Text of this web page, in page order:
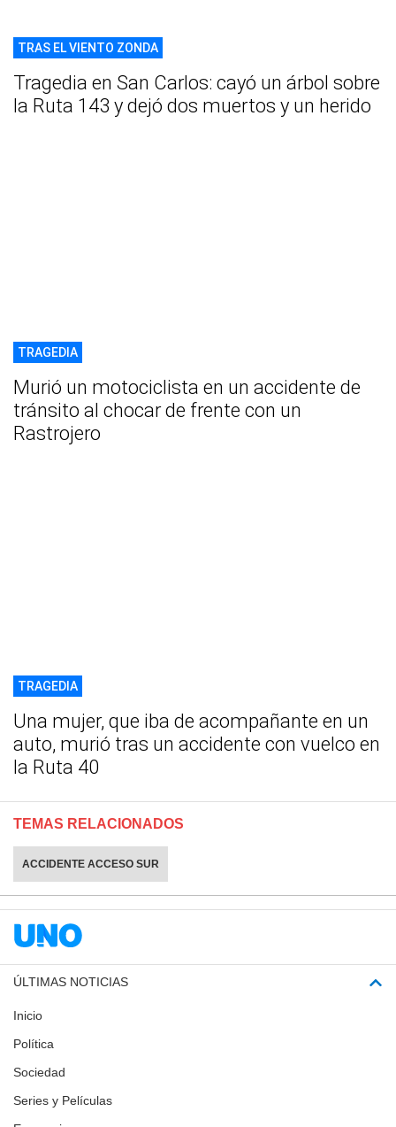
TRAS EL VIENTO ZONDA
Tragedia en San Carlos: cayó un árbol sobre
la Ruta 143 y dejó dos muertos y un herido
TRAGEDIA
Murió un motociclista en un accidente de
tránsito al chocar de frente con un
Rastrojero
TRAGEDIA
Una mujer, que iba de acompañante en un
auto, murió tras un accidente con vuelco en
la Ruta 40
TEMAS RELACIONADOS
ACCIDENTE ACCESO SUR
ÚLTIMAS NOTICIAS
Inicio
Política
Sociedad
Series y Películas